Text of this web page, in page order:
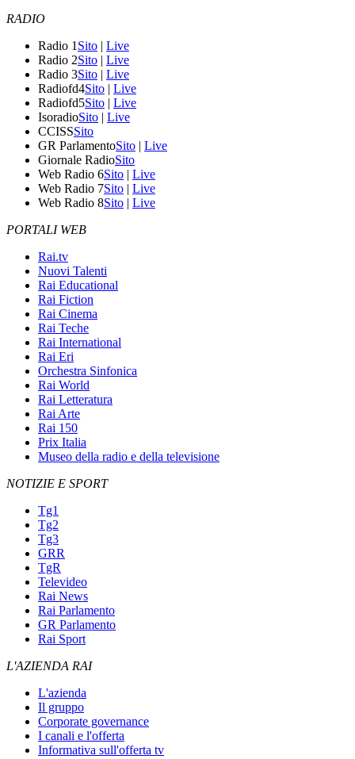
RADIO
Radio 1 Sito | Live
Radio 2Sito | Live
Radio 3Sito | Live
Radiofd4Sito | Live
Radiofd5Sito | Live
IsoradioSito | Live
CCISSSito
GR ParlamentoSito | Live
Giornale RadioSito
Web Radio 6Sito | Live
Web Radio 7Sito | Live
Web Radio 8Sito | Live
PORTALI WEB
Rai.tv
Nuovi Talenti
Rai Educational
Rai Fiction
Rai Cinema
Rai Teche
Rai International
Rai Eri
Orchestra Sinfonica
Rai World
Rai Letteratura
Rai Arte
Rai 150
Prix Italia
Museo della radio e della televisione
NOTIZIE E SPORT
Tg1
Tg2
Tg3
GRR
TgR
Televideo
Rai News
Rai Parlamento
GR Parlamento
Rai Sport
L'AZIENDA RAI
L'azienda
Il gruppo
Corporate governance
I canali e l'offerta
Informativa sull'offerta tv